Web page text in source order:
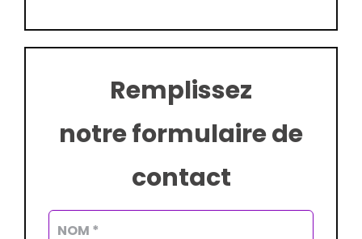
Remplissez
notre formulaire de
contact